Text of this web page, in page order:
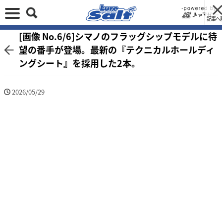
記事へ
[画像 No.6/6]シマノのフラッグシップモデルに待
望の番手が登場。最新の『テクニカルホールディ
ングシート』を採用した2本。
2026/05/29